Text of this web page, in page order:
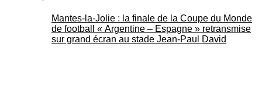
Mantes-la-Jolie : la finale de la Coupe du Monde
de football « Argentine – Espagne » retransmise
sur grand écran au stade Jean-Paul David